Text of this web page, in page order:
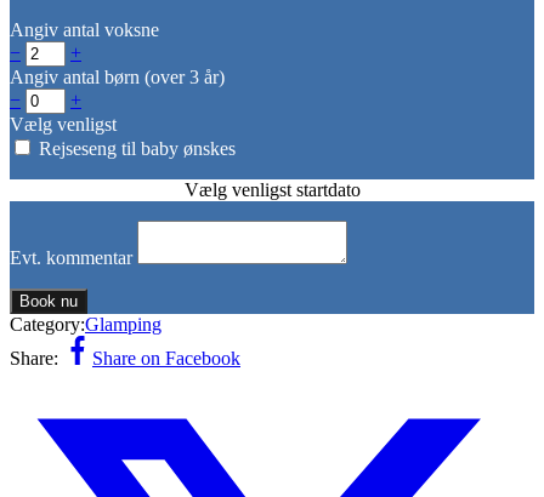
Angiv antal voksne
−
+
Angiv antal børn (over 3 år)
−
+
Vælg venligst
Rejseseng til baby ønskes
Vælg venligst startdato
Evt. kommentar
Book nu
Category:Glamping
Share:
Share on Facebook